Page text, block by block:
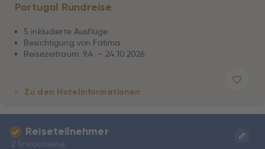
Portugal Rundreise
5 inkludierte Ausflüge
Besichtigung von Fatima
Reisezeitraum: 9.4. – 24.10.2026
Zu den Hotelinformationen
Reiseteilnehmer
2 Erwachsene